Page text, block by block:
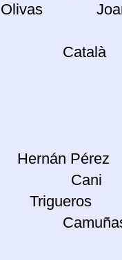
Olivas Joan
Català
Cani